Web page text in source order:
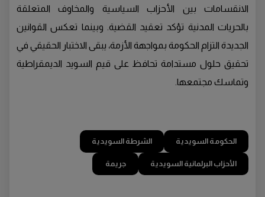
الانقسامات بين الأحزاب السياسية والمخاوف المتعلقة
بالحريات المدنية تؤكد تعقيد القضية. وبينما تعكس القوانين
الجديدة التزام الحكومة بمواجهة الأزمة، يبقى الاختبار الحقيقي في
تحقيق حلول مستدامة تحافظ على قيم السويد الديمقراطية
وتماسك مجتمعها.
الحكومة السويدية الشرطة السويدية
الأحزاب البرلمانية السويدية جريمة